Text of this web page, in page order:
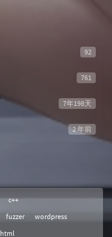
92
761
7年198天
2 年前
c++
fuzzer
wordpress
html